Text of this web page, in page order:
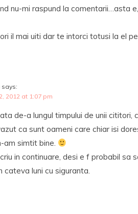
nu-mi raspund la comentarii…asta
il mai uiti dar te intorci totusi la el
says:
2012 at 1:07 pm
de-a lungul timpului de unii cititori,
ca sunt oameni care chiar isi
am simtit bine.
in continuare, desi e f probabil sa
cateva luni cu siguranta.